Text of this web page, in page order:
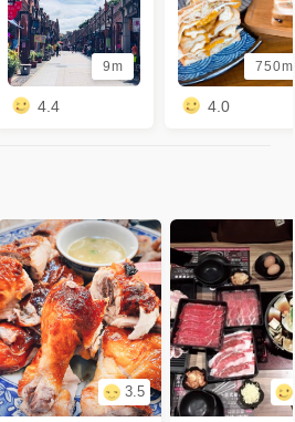
9m
4.4
750m
4.0
3.5